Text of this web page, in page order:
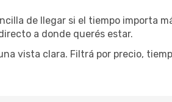
de llegar si el tiempo importa
a donde querés estar.
vista clara. Filtrá por precio,